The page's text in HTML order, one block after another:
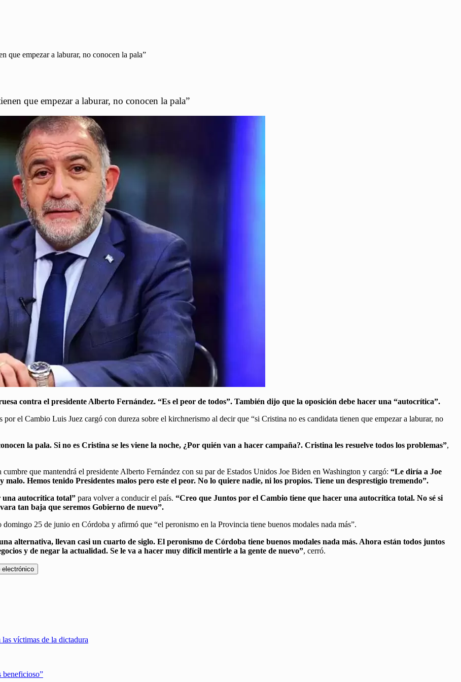
que empezar a laburar, no conocen la pala”
que empezar a laburar, no conocen la pala”
contra el presidente Alberto Fernández. “Es el peor de todos”. También dijo que la oposición debe hacer una “autocrítica”.
el Cambio Luis Juez cargó con dureza sobre el kirchnerismo al decir que “si Cristina no es candidata tienen que empezar a laburar, no
la pala. Si no es Cristina se les viene la noche, ¿Por quién van a hacer campaña?. Cristina les resuelve todos los problemas”,
que mantendrá el presidente Alberto Fernández con su par de Estados Unidos Joe Biden en Washington y cargó: “Le diría a Joe
Hemos tenido Presidentes malos pero este el peor. No lo quiere nadie, ni los propios. Tiene un desprestigio tremendo”.
una autocrítica total” para volver a conducir el país. “Creo que Juntos por el Cambio tiene que hacer una autocrítica total. No sé si
tan baja que seremos Gobierno de nuevo”.
25 de junio en Córdoba y afirmó que “el peronismo en la Provincia tiene buenos modales nada más”.
alternativa, llevan casi un cuarto de siglo. El peronismo de Córdoba tiene buenos modales nada más. Ahora están todos juntos
y de negar la actualidad. Se le va a hacer muy difícil mentirle a la gente de nuevo”, cerró.
electrónico
víctimas de la dictadura
beneficioso”